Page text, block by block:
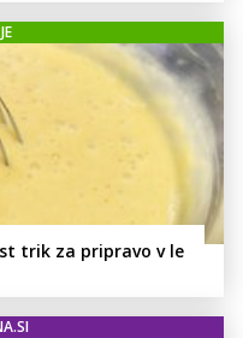
trik za pripravo v le